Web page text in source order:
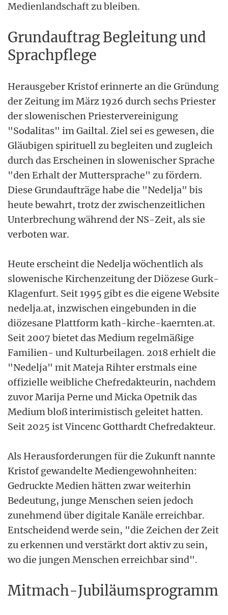
Medienlandschaft zu bleiben.
Grundauftrag Begleitung und
Sprachpflege
Herausgeber Kristof erinnerte an die Gründung
der Zeitung im März 1926 durch sechs Priester
der slowenischen Priestervereinigung
"Sodalitas" im Gailtal. Ziel sei es gewesen, die
Gläubigen spirituell zu begleiten und zugleich
durch das Erscheinen in slowenischer Sprache
"den Erhalt der Muttersprache" zu fördern.
Diese Grundaufträge habe die "Nedelja" bis
heute bewahrt, trotz der zwischenzeitlichen
Unterbrechung während der NS-Zeit, als sie
verboten war.
Heute erscheint die Nedelja wöchentlich als
slowenische Kirchenzeitung der Diözese Gurk-
Klagenfurt. Seit 1995 gibt es die eigene Website
nedelja.at, inzwischen eingebunden in die
diözesane Plattform kath-kirche-kaernten.at.
Seit 2007 bietet das Medium regelmäßige
Familien- und Kulturbeilagen. 2018 erhielt die
"Nedelja" mit Mateja Rihter erstmals eine
offizielle weibliche Chefredakteurin, nachdem
zuvor Marija Perne und Micka Opetnik das
Medium bloß interimistisch geleitet hatten.
Seit 2025 ist Vincenc Gotthardt Chefredakteur.
Als Herausforderungen für die Zukunft nannte
Kristof gewandelte Mediengewohnheiten:
Gedruckte Medien hätten zwar weiterhin
Bedeutung, junge Menschen seien jedoch
zunehmend über digitale Kanäle erreichbar.
Entscheidend werde sein, "die Zeichen der Zeit
zu erkennen und verstärkt dort aktiv zu sein,
wo die jungen Menschen erreichbar sind".
Mitmach-Jubiläumsprogramm